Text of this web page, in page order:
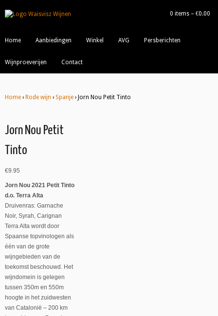
0 items – €0.00
Home Aanbiedingen Winkel AVG Persberichten
Wijnproeverijen Contact
Home › Rode wijn › Spanje › Jorn Nou Petit Tinto
Jorn Nou Petit
Tinto
€9.95
Jorn Nou 2021 Petit Tinto
d.o. Terra Alta
Druivenras: Garnache
Noir, Syrah, Carignan
Terra Alta wordt door
Spaanse topvinologen als
één van de grote
wijngebieden van de
toekomst beschouwd. Het
wijndomein is gelegen
tussen 350m en 550m
hoogte in het zuidwesten
van Catalonië – 200 km